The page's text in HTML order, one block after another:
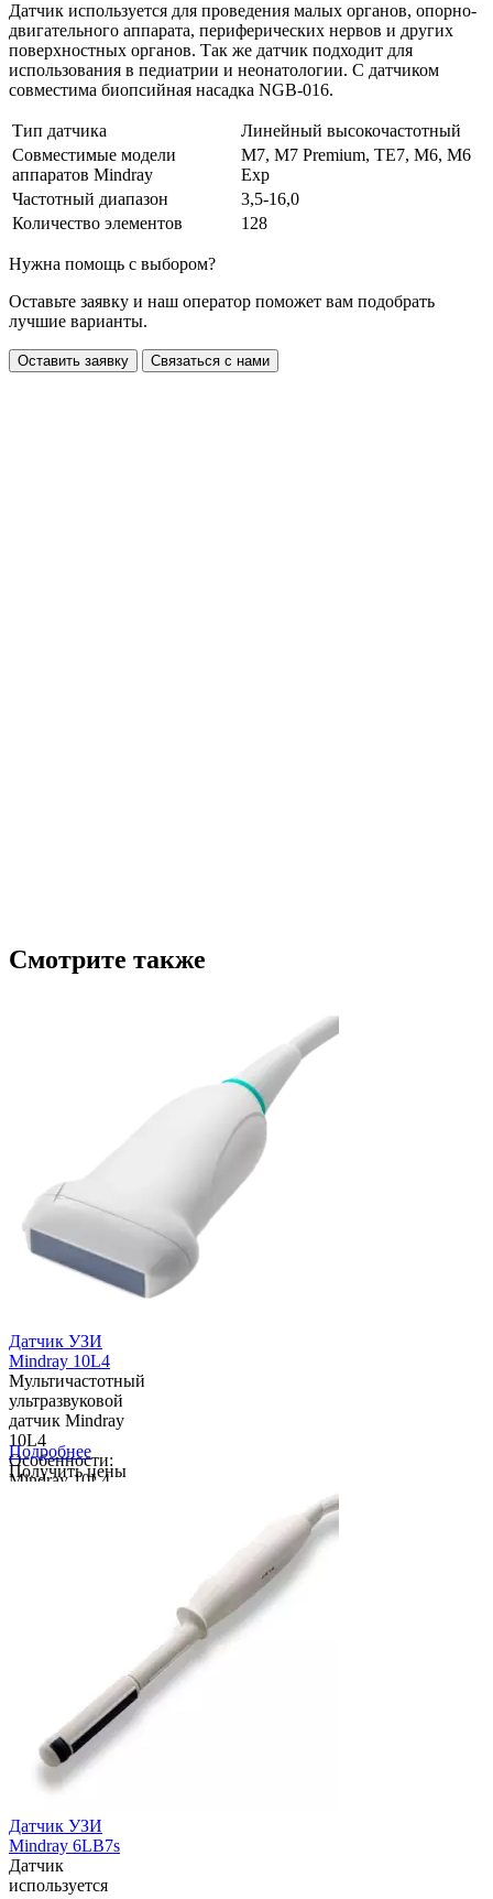
Датчик используется для проведения малых органов, опорно-
двигательного аппарата, периферических нервов и других
поверхностных органов. Так же датчик подходит для
использования в педиатрии и неонатологии. С датчиком
совместима биопсийная насадка NGB-016.
Тип датчика
Линейный высокочастотный
Совместимые модели
аппаратов Mindray
M7, M7 Premium, TE7, M6, M6
Exp
Частотный диапазон
3,5-16,0
Количество элементов
128
Нужна помощь с выбором?
Оставьте заявку и наш оператор поможет вам подобрать
лучшие варианты.
Оставить заявку Связаться с нами
Смотрите также
Датчик УЗИ
Mindray 10L4
Мультичастотный
ультразвуковой
датчик Mindray
10L4
Особенности:
Mindray 10L4 -
Подробнее
Получить цены
Датчик УЗИ
Mindray 6LB7s
Датчик
используется